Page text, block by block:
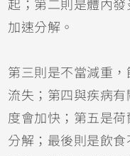
起；第二則是體內發
加速分解。
第三則是不當減重，
流失；第四與疾病
度會加快；第五是
分解；最後則是飲